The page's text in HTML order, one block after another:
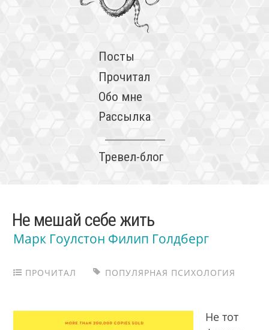
Посты
Прочитал
Обо мне
Рассылка
Тревел-блог
Не мешай себе жить
Марк Гоулстон Филип Голдберг
ПРОЧИТАЛ ПОПУЛЯРНАЯ ПСИХОЛОГИЯ
Не тот